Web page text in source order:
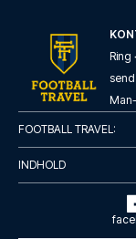
Eden Hotel Früh
Med et ophold
LÆS MERE OM
Ring
Man-
FOOTBALL TRAVEL:
INDHOLD